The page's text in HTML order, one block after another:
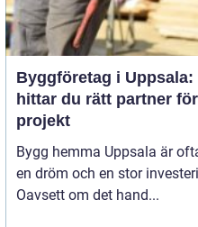
Byggföretag i Uppsala:
hittar du rätt partner
projekt
Bygg hemma Uppsala är
en dröm och en stor
Oavsett om det hand...